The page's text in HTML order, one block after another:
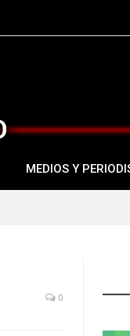
MEDIOS Y
0